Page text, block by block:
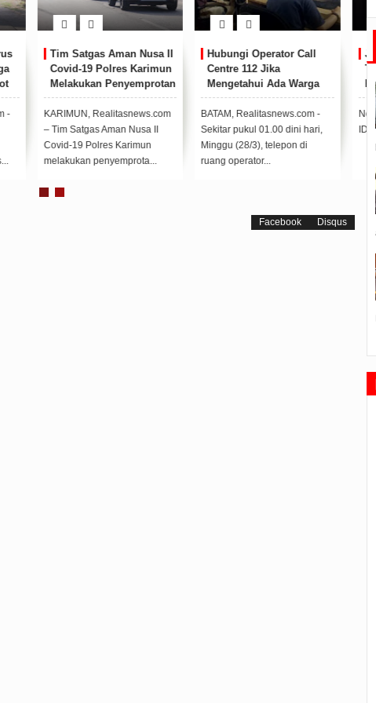
II
Jalan
II
Hubungi Operator Call
Centre 112 Jika
Mengetahui Ada Warga
Menunjukkan Gejala
Covid-19
BATAM, Realitasnews.com -
Sekitar pukul 01.00 dini hari,
Minggu (28/3), telepon di
ruang operator...
Jokowi: Ibu Sudah 4
Tahun Menderita Sakit
Kanker
Normal 0 false false false EN-
ID X-NONE X-NONE ...
Facebook Disqus